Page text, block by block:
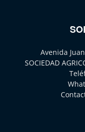
Avenida
SOCIEDAD